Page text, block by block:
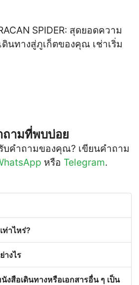
SPIDER: สุดยอดความ
นทางสู่ภูเก็ตของคุณ เช่าเริ่ม
ถามที่พบบ่อย
คำถามของคุณ? เขียนคำถาม
หรือ Telegram.
าไหร่?
างไร
งสือเดินทางหรือเอกสารอื่น ๆ เป็น